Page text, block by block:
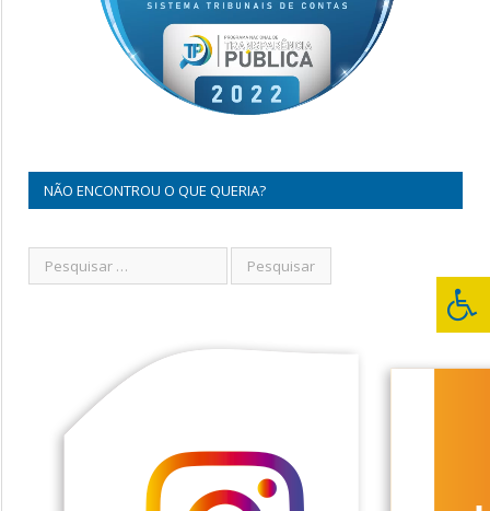
NÃO ENCONTROU O QUE QUERIA?